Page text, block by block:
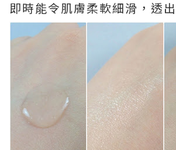
即時能令肌膚柔軟細滑，透